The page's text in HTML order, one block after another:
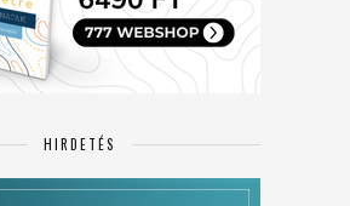
HIRDETÉS